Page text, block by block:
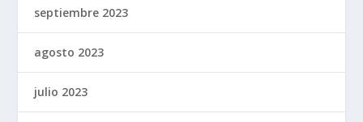
septiembre 2023
agosto 2023
julio 2023